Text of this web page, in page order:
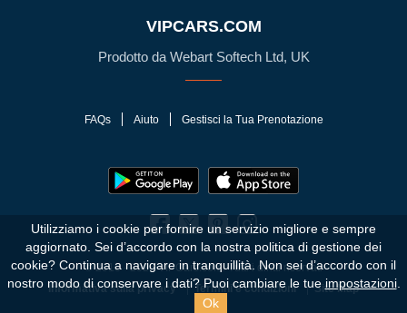
VIPCARS.COM
Prodotto da Webart Softech Ltd, UK
FAQs Aiuto Gestisci la Tua Prenotazione
Informativa sulla privacy Termini e condizioni Site Map
© 2010 - 2026 VIPCars.com. Tutti i diritti riservati
Utilizziamo i cookie per fornire un servizio migliore e sempre
aggiornato. Sei d’accordo con la nostra politica di gestione dei
cookie? Continua a navigare in tranquillità. Non sei d’accordo con il
nostro modo di conservare i dati? Puoi cambiare le tueimpostazioni.
Ok